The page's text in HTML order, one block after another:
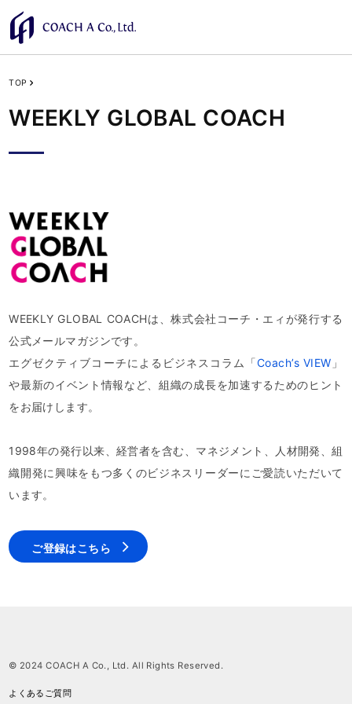
TOP
WEEKLY GLOBAL COACH
WEEKLY GLOBAL COACHは、株式会社コーチ・エィが発行する
公式メールマガジンです。
エグゼクティブコーチによるビジネスコラム「Coach’s VIEW 」
や最新のイベント情報など、組織の成長を加速するためのヒント
をお届けします。
1998年の発行以来、経営者を含む、マネジメント、人材開発、組
織開発に興味をもつ多くのビジネスリーダーにご愛読いただいて
います。
ご登録はこちら
© 2024 COACH A Co., Ltd. All Rights Reserved.
よくあるご質問